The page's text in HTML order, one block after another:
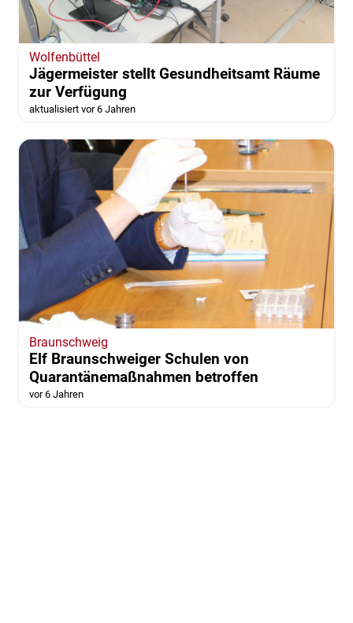
Wolfenbüttel
Jägermeister stellt Gesundheitsamt Räume
zur Verfügung
aktualisiert vor 6 Jahren
Braunschweig
Elf Braunschweiger Schulen von
Quarantänemaßnahmen betroffen
vor 6 Jahren